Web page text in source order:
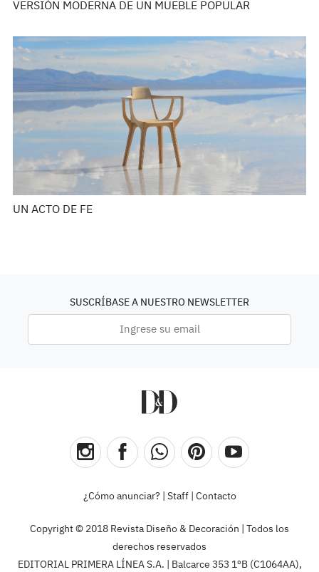
VERSIÓN MODERNA DE UN MUEBLE POPULAR
UN ACTO DE FE
SUSCRÍBASE A NUESTRO NEWSLETTER
¿Cómo anunciar? Staff| Contacto
Copyright © 2018 Revista Diseño & Decoración | Todos los
derechos reservados
EDITORIAL PRIMERA LÍNEA S.A. | Balcarce 353 1ºB (C1064AA),